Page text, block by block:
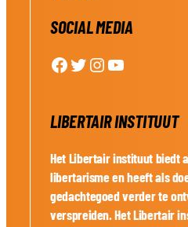
SOCIAL MEDIA
Facebook Twitter Instagram YouTube
LIBERTAIR INSTITUUT
Het Libertair instituut biedt
libertarisme en heeft als
gedachtegoed verder te
verspreiden. Het Libertair